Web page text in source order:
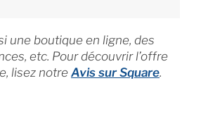
une boutique en ligne, des
etc. Pour découvrir l’offre
lisez notre Avis sur Square.